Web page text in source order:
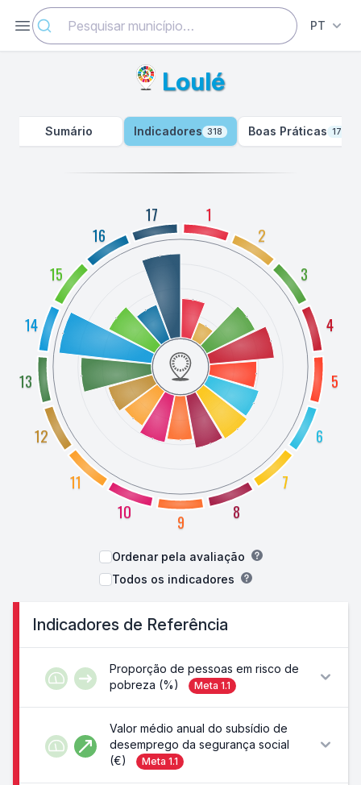
Abrir menu PT
Loulé
Sumário Indicadores 318 Boas Práticas 177
Indicadores de Referência
Proporção de pessoas em risco de
pobreza (%)
Meta 1.1
Valor médio anual do subsídio de
desemprego da segurança social
(€)
Meta 1.1
1
2
3
4
5
6
7
8
9
10
11
12
13
14
15
16
17
Ordenar pela avaliação
Todos os indicadores